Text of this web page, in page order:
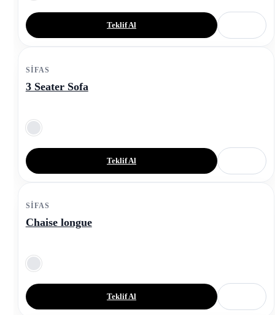
Teklif Al
SIFAS
3 Seater Sofa
Teklif Al
SIFAS
Chaise longue
Teklif Al